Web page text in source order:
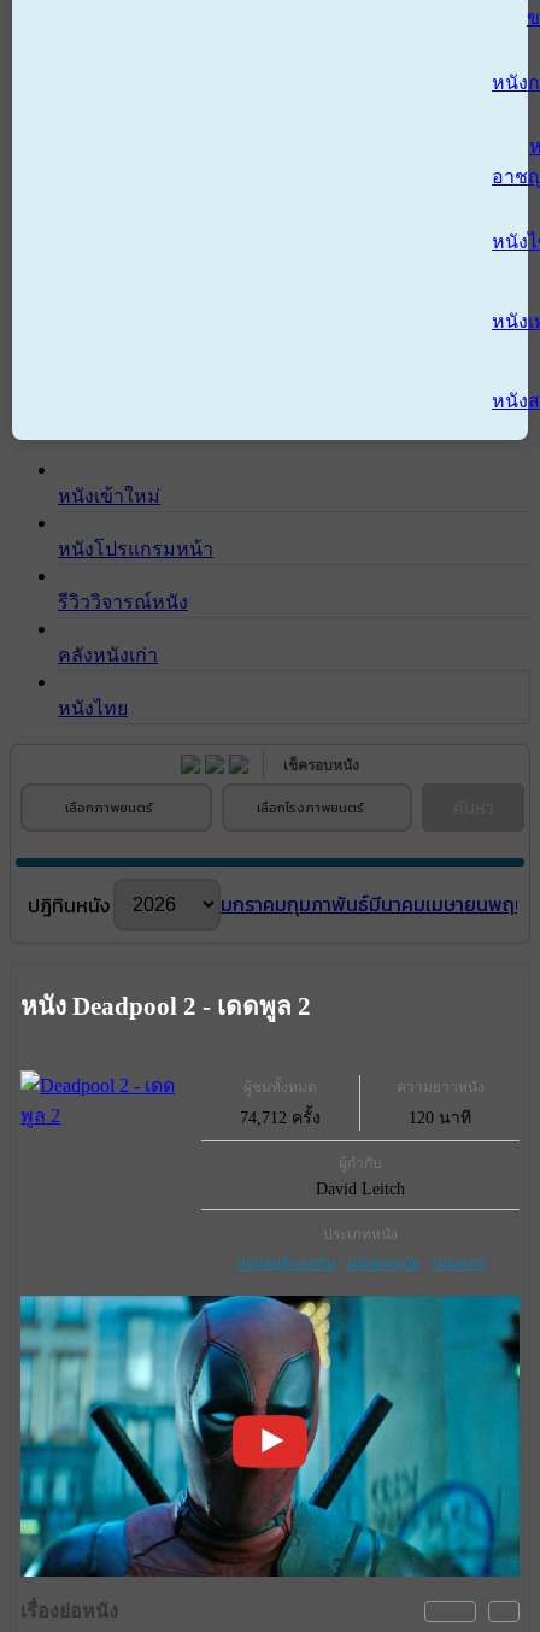
หนัง
อาช
หนัง
หนังเ
หนัง
หนังเข้าใหม่
หนังโปรแกรมหน้า
รีวิววิจารณ์หนัง
คลังหนังเก่า
หนังไทย
เช็ครอบหนัง
เลือกภาพยนตร์ เลือกโรงภาพยนตร์
ปฎิทินหนัง มกราคมกุมภาพันธ์มีนาคมเมษายนพฤษ
ผู้ชมทั้งหมด
74,712 ครั้ง
ความยาวหนัง
120 นาที
ผู้กำกับ
David Leitch
ประเภทหนัง
หนังต่อสู้แอกชัน
หนังผจญภัย หนังตลก
หนัง Deadpool 2 - เดดพูล 2
เรื่องย่อหนัง